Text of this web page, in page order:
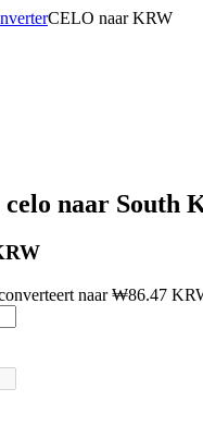
onderpand
CELO naar KRW
celo naar South
naar ₩86.47